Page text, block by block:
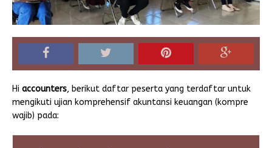
Hi accounters, berikut daftar peserta yang terdaftar untuk
mengikuti ujian komprehensif akuntansi keuangan (kompre
wajib) pada: